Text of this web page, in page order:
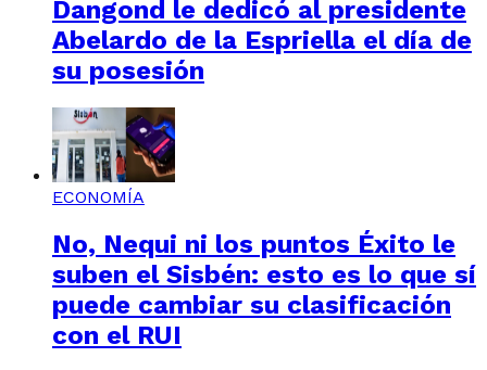
Dangond le dedicó al presidente
Abelardo de la Espriella el día de
su posesión
ECONOMÍA
No, Nequi ni los puntos Éxito le
suben el Sisbén: esto es lo que sí
puede cambiar su clasificación
con el RUI